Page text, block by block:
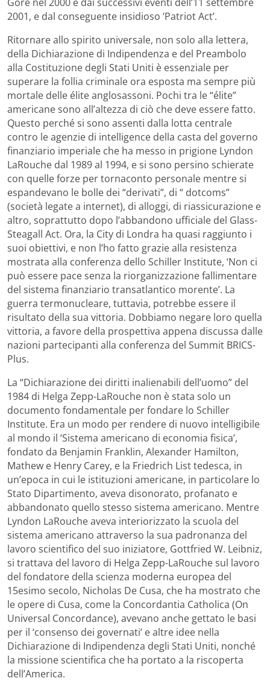
2001, e dal conseguente insidioso ‘Patriot Act’.
Ritornare allo spirito universale, non solo alla lettera,
della Dichiarazione di Indipendenza e del Preambolo
alla Costituzione degli Stati Uniti è essenziale per
superare la follia criminale ora esposta ma sempre più
mortale delle élite anglosassoni. Pochi tra le “élite”
americane sono all’altezza di ciò che deve essere fatto.
Questo perché si sono assenti dalla lotta centrale
contro le agenzie di intelligence della casta del governo
finanziario imperiale che ha messo in prigione Lyndon
LaRouche dal 1989 al 1994, e si sono persino schierate
con quelle forze per tornaconto personale mentre si
espandevano le bolle dei “derivati”, di “ dotcoms”
(società legate a internet), di alloggi, di riassicurazione e
altro, soprattutto dopo l’abbandono ufficiale del Glass-
Steagall Act. Ora, la City di Londra ha quasi raggiunto i
suoi obiettivi, e non l’ho fatto grazie alla resistenza
mostrata alla conferenza dello Schiller Institute, ‘Non ci
può essere pace senza la riorganizzazione fallimentare
del sistema finanziario transatlantico morente’. La
guerra termonucleare, tuttavia, potrebbe essere il
risultato della sua vittoria. Dobbiamo negare loro quella
vittoria, a favore della prospettiva appena discussa dalle
nazioni partecipanti alla conferenza del Summit BRICS-
Plus.
La “Dichiarazione dei diritti inalienabili dell’uomo” del
1984 di Helga Zepp-LaRouche non è stata solo un
documento fondamentale per fondare lo Schiller
Institute. Era un modo per rendere di nuovo intelligibile
al mondo il ‘Sistema americano di economia fisica’,
fondato da Benjamin Franklin, Alexander Hamilton,
Mathew e Henry Carey, e la Friedrich List tedesca, in
un’epoca in cui le istituzioni americane, in particolare lo
Stato Dipartimento, aveva disonorato, profanato e
abbandonato quello stesso sistema americano. Mentre
Lyndon LaRouche aveva interiorizzato la scuola del
sistema americano attraverso la sua padronanza del
lavoro scientifico del suo iniziatore, Gottfried W. Leibniz,
si trattava del lavoro di Helga Zepp-LaRouche sul lavoro
del fondatore della scienza moderna europea del
15esimo secolo, Nicholas De Cusa, che ha mostrato che
le opere di Cusa, come la Concordantia Catholica (On
Universal Concordance), avevano anche gettato le basi
per il ‘consenso dei governati’ e altre idee nella
Dichiarazione di Indipendenza degli Stati Uniti, nonché
la missione scientifica che ha portato a la riscoperta
dell’America.